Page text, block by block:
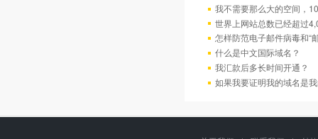
我不需要那么大的空间，
世界上网站总数已经超过
怎样防范电子邮件病毒和“
什么是中文国际域名？
我汇款后多长时间开通？
如果我要证明我的域名是